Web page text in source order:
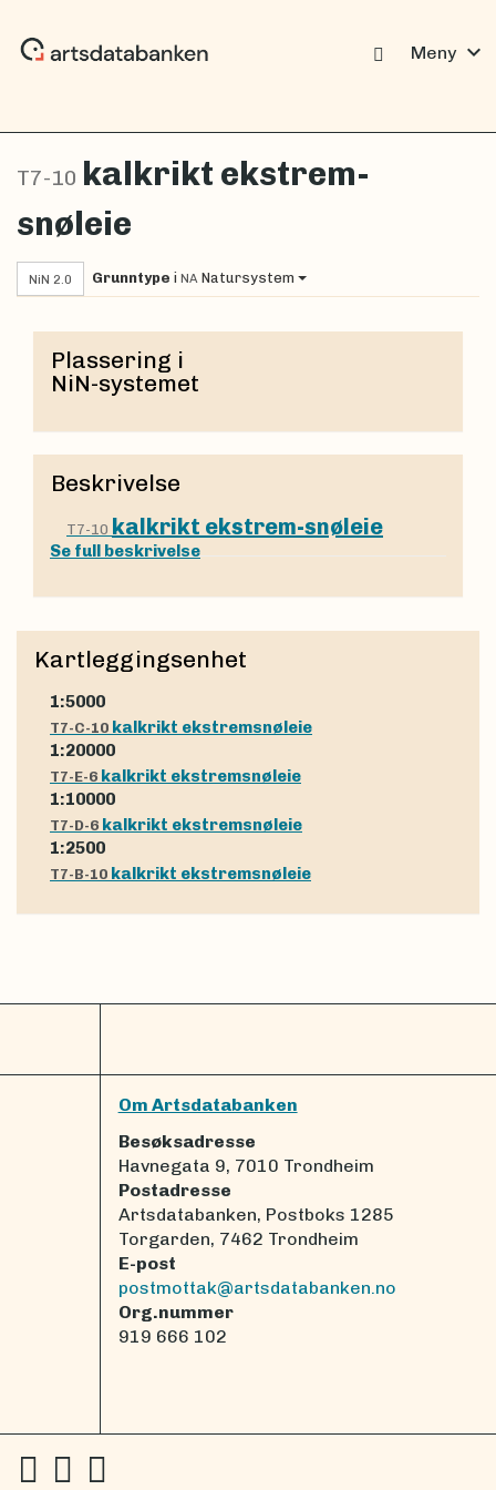
Meny expand_more
T7-10 kalkrikt ekstrem-
snøleie
NiN 2.0 Grunntype i NA Natursystem
Plassering i
NiN-systemet
Beskrivelse
T7-10 kalkrikt ekstrem-snøleie
Se full beskrivelse
Kartleggingsenhet
1:5000
T7-C-10 kalkrikt ekstremsnøleie
1:20000
T7-E-6 kalkrikt ekstremsnøleie
1:10000
T7-D-6 kalkrikt ekstremsnøleie
1:2500
T7-B-10 kalkrikt ekstremsnøleie
Om Artsdatabanken
Besøksadresse
Havnegata 9, 7010 Trondheim
Postadresse
Artsdatabanken, Postboks 1285
Torgarden, 7462 Trondheim
E-post
postmottak@artsdatabanken.no
Org.nummer
919 666 102